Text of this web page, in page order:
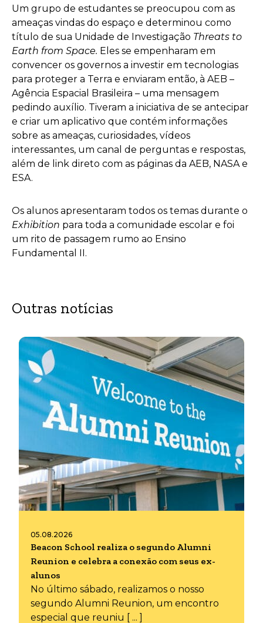
Um grupo de estudantes se preocupou com as
ameaças vindas do espaço e determinou como
título de sua Unidade de Investigação Threats to
Earth from Space. Eles se empenharam em
convencer os governos a investir em tecnologias
para proteger a Terra e enviaram então, à AEB –
Agência Espacial Brasileira – uma mensagem
pedindo auxílio. Tiveram a iniciativa de se antecipar
e criar um aplicativo que contém informações
sobre as ameaças, curiosidades, vídeos
interessantes, um canal de perguntas e respostas,
além de link direto com as páginas da AEB, NASA e
ESA.
Os alunos apresentaram todos os temas durante o
Exhibition para toda a comunidade escolar e foi
um rito de passagem rumo ao Ensino
Fundamental II.
Outras notícias
05.08.2026
Beacon School realiza o segundo Alumni
Reunion e celebra a conexão com seus ex-
alunos
No último sábado, realizamos o nosso
segundo Alumni Reunion, um encontro
especial que reuniu [ ... ]